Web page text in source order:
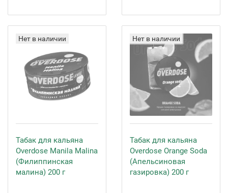
Нет в наличии
Табак для кальяна
Overdose Manila Malina
(Филиппинская
малина) 200 г
Нет в наличии
Табак для кальяна
Overdose Orange Soda
(Апельсиновая
газировка) 200 г